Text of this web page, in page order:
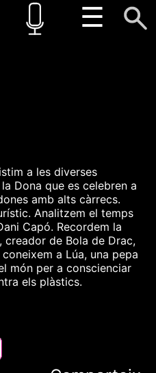
☰
a les diverses
Dona que es celebren a
amb alts càrrecs.
Analitzem el temps
Capó. Recordem la
creador de Bola de Drac,
a Lúa, una pepa
món per a conscienciar
els plàstics.